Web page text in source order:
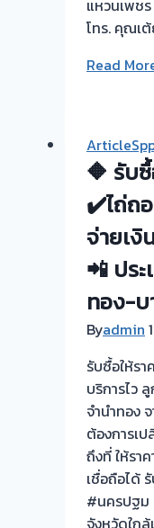
แหวนเพช
โทร. คุณเ
Read
🔶 รับ
✔️ไถ่ถ
จ่ายเงิ
📲 ปร
ทอง-บ
Byadmin
รับซื้อให้ร
บริการไว
จำนำทอง
ต้องการเ
ถึงที่ ให้รา
เชื่อถือได้
#นครปฐม